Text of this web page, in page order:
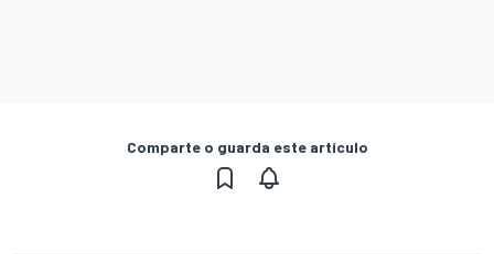
Comparte o guarda este artículo